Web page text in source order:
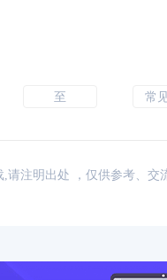
至 常
请注明出处 ，仅供参考、交